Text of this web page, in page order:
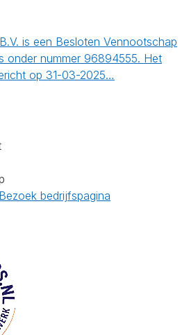
is een Besloten Vennootschap
onder nummer 96894555. Het
op 31-03-2025…
Bezoek bedrijfspagina